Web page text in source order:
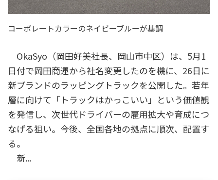
コーポレートカラーのネイビーブルーが基調
OkaSyо（岡田好美社長、岡山市中区）は、5月1
日付で岡田商運から社名変更したのを機に、26日に
新ブランドのラッピングトラックを公開した。若年
層に向けて「トラックはかっこいい」という価値観
を発信し、次世代ドライバーの雇用拡大や育成につ
なげる狙い。今後、全国各地の拠点に順次、配置す
る。
新...